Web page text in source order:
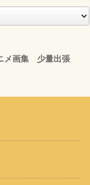
メ画集 少量出張